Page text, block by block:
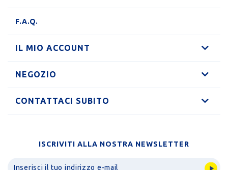
F.A.Q.
IL MIO ACCOUNT
NEGOZIO
CONTATTACI SUBITO
ISCRIVITI ALLA NOSTRA NEWSLETTER